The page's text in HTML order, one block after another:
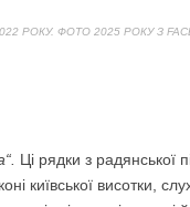
ФОТО 2025 РОКУ З
“ Ці рядки з радянської
київської висотки,